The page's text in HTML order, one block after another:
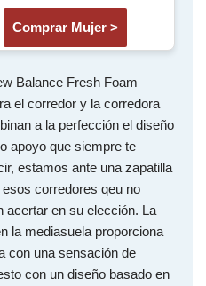
Comprar Mujer >
Balance Fresh Foam
el corredor y la corredora
a la perfección el diseño
apoyo que siempre te
estamos ante una zapatilla
corredores qeu no
acertar en su elección. La
la mediasuela proporciona
con una sensación de
con un diseño basado en